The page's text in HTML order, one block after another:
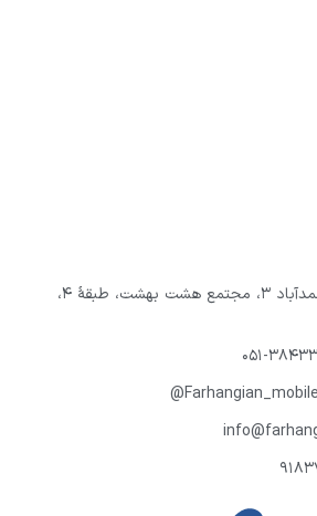
نشانی: مشهد، احمدآباد ۳، مجتمع هشت بهشت، طبقهٔ ۴،